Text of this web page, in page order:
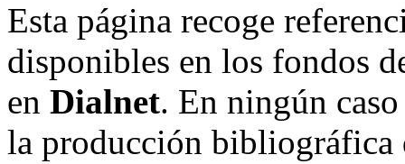
Esta página recoge
disponibles en los fondos
en Dialnet. En ningún
la producción bibliográfica